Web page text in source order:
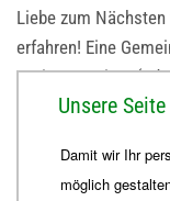
Liebe zum
erfahren! Eine
Caritas vergisst
überlässt),
genauso!
Unsere
Damit wir Ihr
möglich